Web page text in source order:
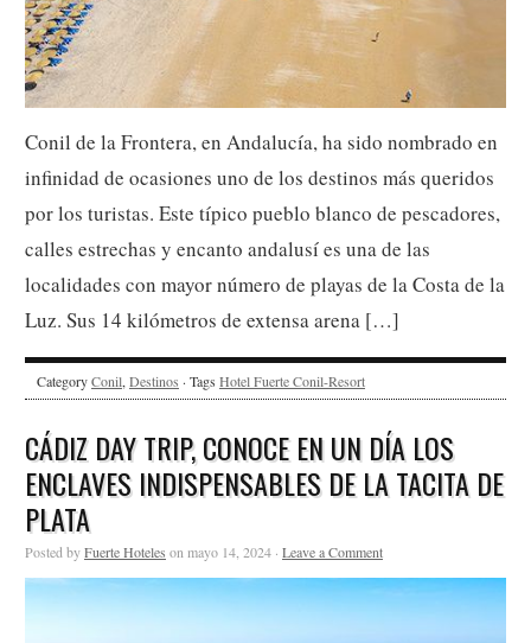
Conil de la Frontera, en Andalucía, ha sido nombrado en
infinidad de ocasiones uno de los destinos más queridos
por los turistas. Este típico pueblo blanco de pescadores,
calles estrechas y encanto andalusí es una de las
localidades con mayor número de playas de la Costa de la
Luz. Sus 14 kilómetros de extensa arena […]
CategoryConil, Destinos · Tags Hotel Fuerte Conil-Resort
CÁDIZ DAY TRIP, CONOCE EN UN DÍA LOS
ENCLAVES INDISPENSABLES DE LA TACITA DE
PLATA
Posted byFuerte Hoteles on mayo 14, 2024 · Leave a Comment